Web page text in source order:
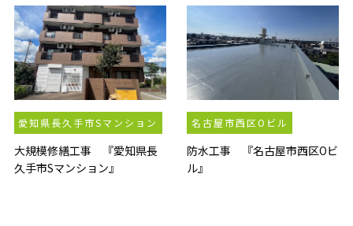
愛知県長久手市Sマンション
大規模修繕工事 『愛知県長
久手市Sマンション』
名古屋市西区Oビル
防水工事 『名古屋市西区Oビ
ル』